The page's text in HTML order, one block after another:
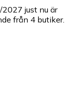
just nu är
från 4 butiker.